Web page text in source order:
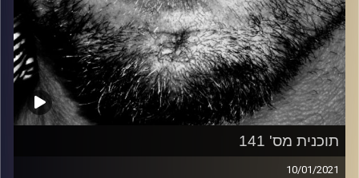
תוכנית מס' 141
10/01/2021